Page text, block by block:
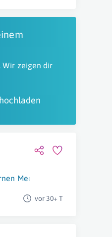
Wir zeigen dir
Meer
vor 30+ T